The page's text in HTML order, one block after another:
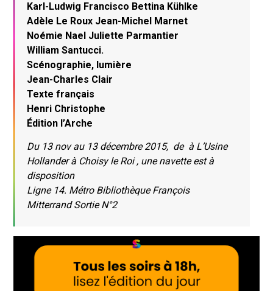
Karl-Ludwig Francisco Bettina Kühlke
Adèle Le Roux Jean-Michel Marnet
Noémie Nael Juliette Parmantier
William Santucci.
Scénographie, lumière
Jean-Charles Clair
Texte français
Henri Christophe
Édition l’Arche
Du 13 nov au 13 décembre 2015, de à L’Usine
Hollander à Choisy le Roi , une navette est à
disposition
Ligne 14. Métro Bibliothèque François
Mitterrand Sortie N°2